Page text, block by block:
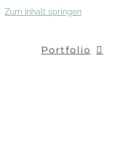
Zum Inhalt springen
Portfolio